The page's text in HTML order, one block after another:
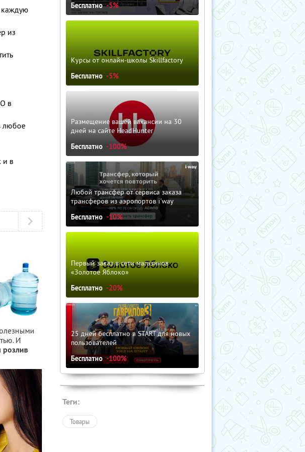
каждую
из
в
любое
и в
И
розлив
Бесплатно -5%
Курсы от онлайн-школы Skillfactory
Бесплатно -5%
Размещение вашей вакансии на 30
дней на сайте HeadHunter
Бесплатно -100%
Любой трансфер от сервиса заказа
трансферов из аэропортов i'way
Бесплатно -10%
Первый заказ в сети магазинов
«Золотое Яблоко»
Бесплатно -20%
25 дней бесплатно в START для новых
пользователей
Бесплатно -100%
Теги:
Товары